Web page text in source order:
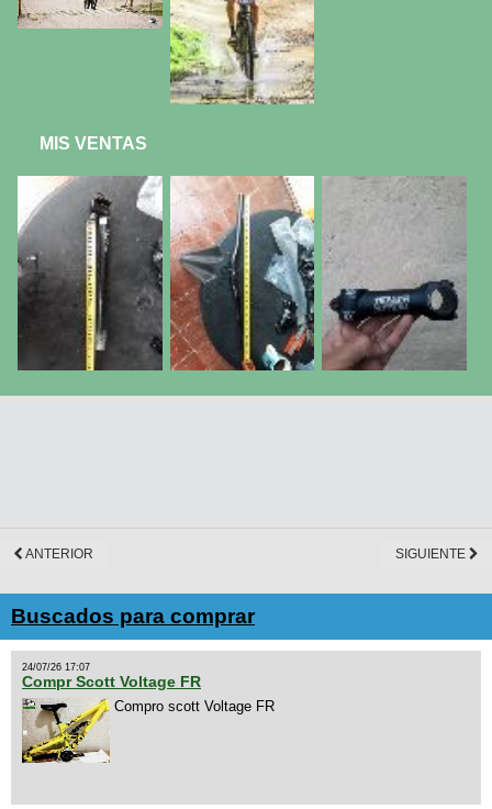
MIS VENTAS
ANTERIOR SIGUIENTE
Buscados para comprar
24/07/26 17:07
Compr Scott Voltage FR
Compro scott Voltage FR